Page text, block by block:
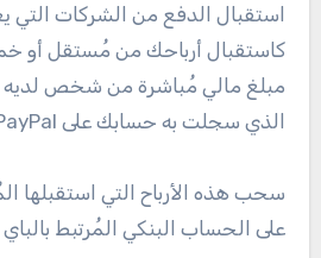
استقبال الدفع من الشركات التي
كاستقبال أرباحك من مُستقل أو
مبلغ مالي مُباشرة من شخص لديه
الذي سجلت به حسابك على PayPal.
سحب هذه الأرباح التي استقبلها
على الحساب البنكي المُرتبط بالباي